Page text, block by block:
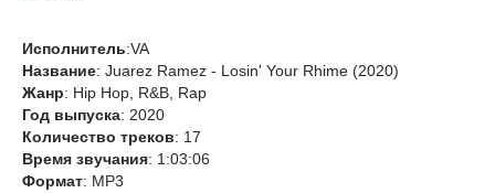
Исполнитель:VA
Название: Juarez Ramez - Losin' Your Rhime (2020)
Жанр: Hip Hop, R&B, Rap
Год выпуска: 2020
Количество треков: 17
Время звучания: 1:03:06
Формат: MP3